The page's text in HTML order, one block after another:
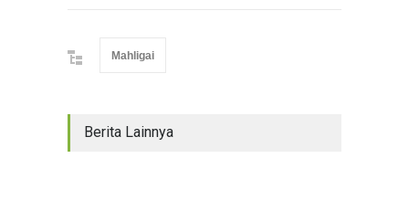
Mahligai
Berita Lainnya